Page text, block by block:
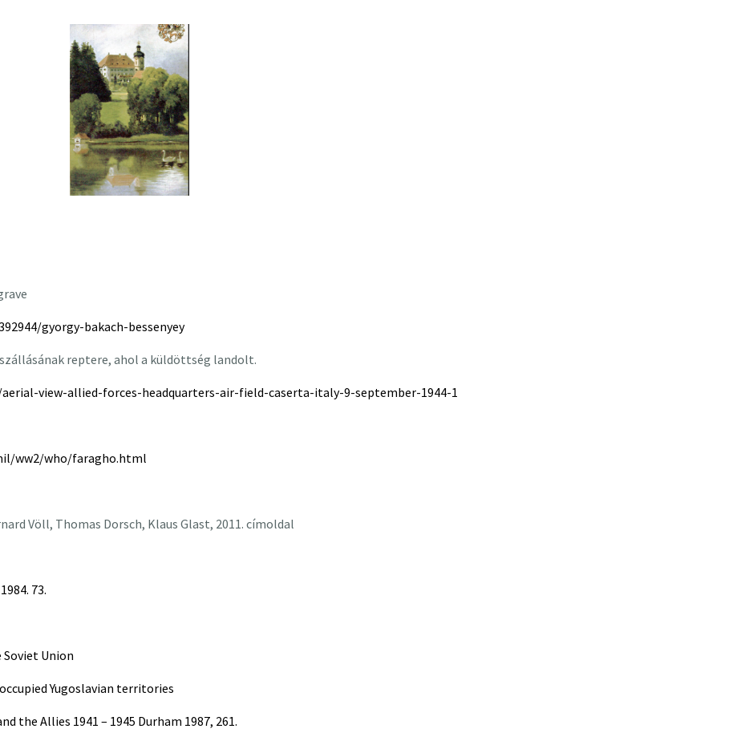
gyorgy-bakach-bessenyey
reptere, ahol a küldöttség landolt.
view-allied-forces-headquarters-air-field-caserta-italy-9-september-1944-1
ww2/who/faragho.html
Völl, Thomas Dorsch, Klaus Glast, 2011. címoldal
73.
Union
Yugoslavian territories
the Allies 1941 – 1945 Durham 1987, 261.